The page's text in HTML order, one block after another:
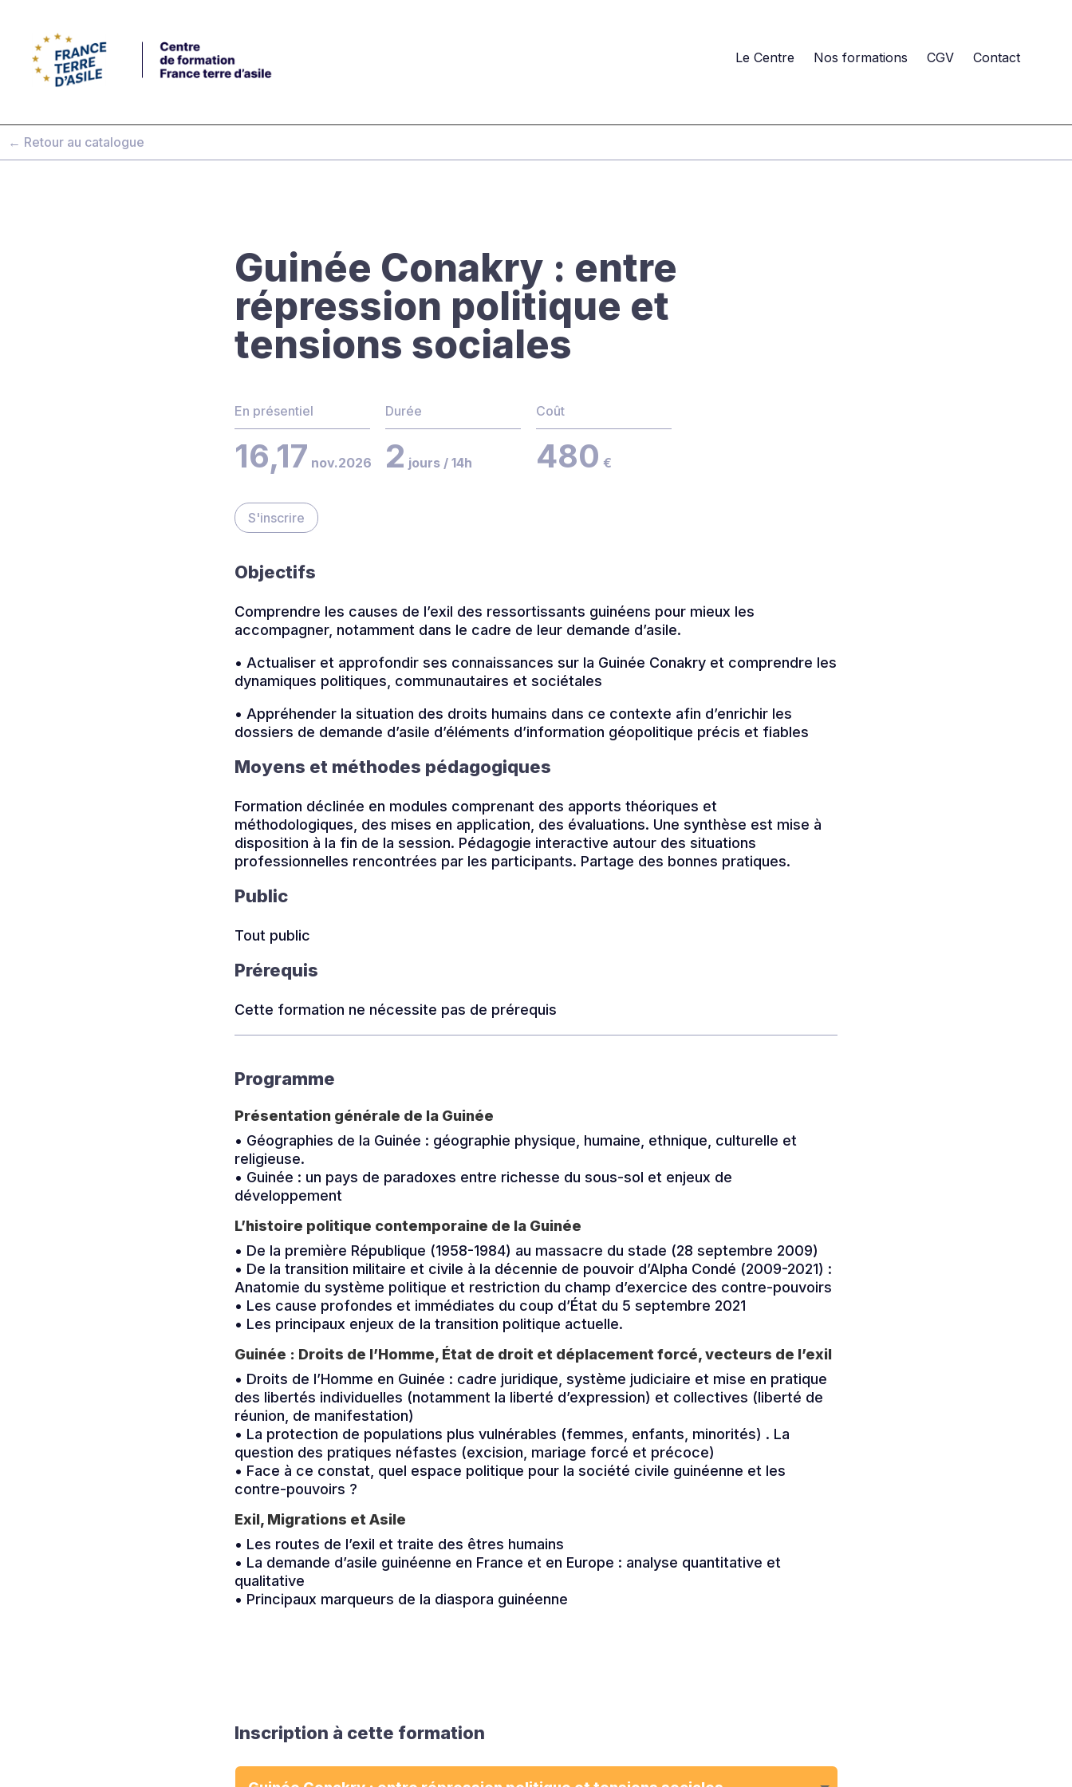
Le Centre Nos formations CGV Contact
← Retour au catalogue
Guinée Conakry : entre
répression politique et
tensions sociales
En présentiel
16,17 nov.2026
Durée
2 jours / 14h
Coût
480 €
S'inscrire
Objectifs
Comprendre les causes de l’exil des ressortissants guinéens pour mieux les
accompagner, notamment dans le cadre de leur demande d’asile.
• Actualiser et approfondir ses connaissances sur la Guinée Conakry et comprendre les
dynamiques politiques, communautaires et sociétales
• Appréhender la situation des droits humains dans ce contexte afin d’enrichir les
dossiers de demande d’asile d’éléments d’information géopolitique précis et fiables
Moyens et méthodes pédagogiques
Formation déclinée en modules comprenant des apports théoriques et
méthodologiques, des mises en application, des évaluations. Une synthèse est mise à
disposition à la fin de la session. Pédagogie interactive autour des situations
professionnelles rencontrées par les participants. Partage des bonnes pratiques.
Public
Tout public
Prérequis
Cette formation ne nécessite pas de prérequis
Programme
Présentation générale de la Guinée
• Géographies de la Guinée : géographie physique, humaine, ethnique, culturelle et
religieuse.
• Guinée : un pays de paradoxes entre richesse du sous-sol et enjeux de
développement
L’histoire politique contemporaine de la Guinée
• De la première République (1958-1984) au massacre du stade (28 septembre 2009)
• De la transition militaire et civile à la décennie de pouvoir d’Alpha Condé (2009-2021) :
Anatomie du système politique et restriction du champ d’exercice des contre-pouvoirs
• Les cause profondes et immédiates du coup d’État du 5 septembre 2021
• Les principaux enjeux de la transition politique actuelle.
Guinée : Droits de l’Homme, État de droit et déplacement forcé, vecteurs de l’exil
• Droits de l’Homme en Guinée : cadre juridique, système judiciaire et mise en pratique
des libertés individuelles (notamment la liberté d’expression) et collectives (liberté de
réunion, de manifestation)
• La protection de populations plus vulnérables (femmes, enfants, minorités) . La
question des pratiques néfastes (excision, mariage forcé et précoce)
• Face à ce constat, quel espace politique pour la société civile guinéenne et les
contre-pouvoirs ?
Exil, Migrations et Asile
• Les routes de l’exil et traite des êtres humains
• La demande d’asile guinéenne en France et en Europe : analyse quantitative et
qualitative
• Principaux marqueurs de la diaspora guinéenne
Inscription à cette formation